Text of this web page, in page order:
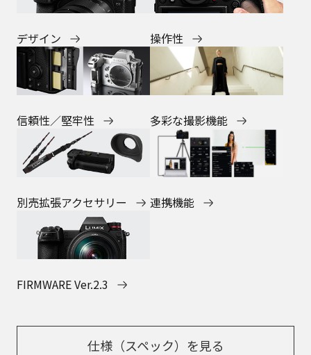
デザイン 操作性
信頼性／堅牢性 多彩な撮影機能
別売拡張アクセサリー 連携機能
FIRMWARE Ver.2.3
仕様（スペック）を見る